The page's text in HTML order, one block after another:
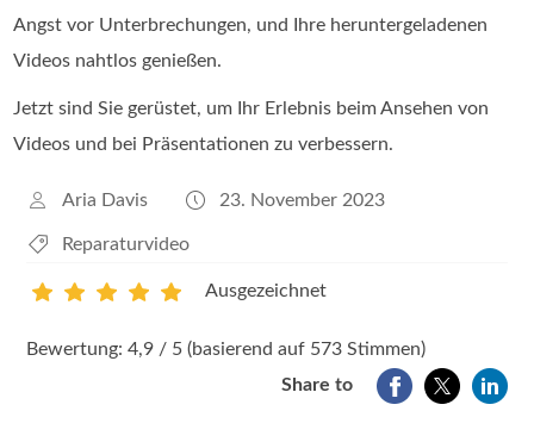
Angst vor Unterbrechungen, und Ihre heruntergeladenen
Videos nahtlos genießen.
Jetzt sind Sie gerüstet, um Ihr Erlebnis beim Ansehen von
Videos und bei Präsentationen zu verbessern.
Aria Davis 23. November 2023
Reparaturvideo
Ausgezeichnet
Bewertung: 4,9 / 5 (basierend auf 573 Stimmen)
Share to